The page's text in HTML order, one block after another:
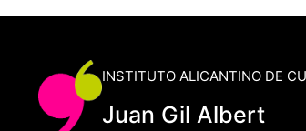
INSTITUTO ALICANTINO DE
Juan Gil Albert